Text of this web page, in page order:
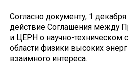
Согласно документу, 1
действие Соглашения между
и ЦЕРН о научно-техническом
области физики высоких
взаимного интереса.